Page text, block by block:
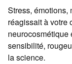
Stress, émotions,
réagissait à votre
sensibilité,
la science.